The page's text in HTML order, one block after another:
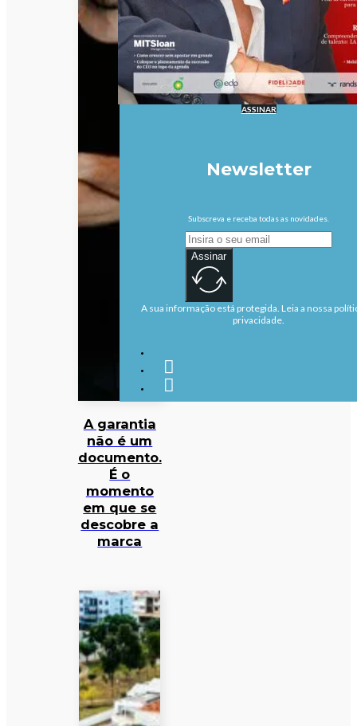
A garantia
não é um
documento.
É o
momento
em que se
descobre a
marca
ASSINAR
Newsletter
Subscreva e receba todas as novidades.
Assinar
A sua informação está protegida. Leia a nossa
privacidade.